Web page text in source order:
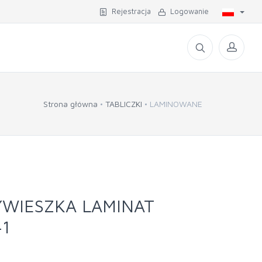
Rejestracja Logowanie
Strona główna TABLICZKI LAMINOWANE
LAMINAT